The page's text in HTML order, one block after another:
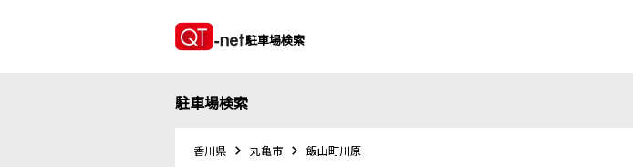
駐車場検索
駐車場検索
香川県 丸亀市 飯山町川原